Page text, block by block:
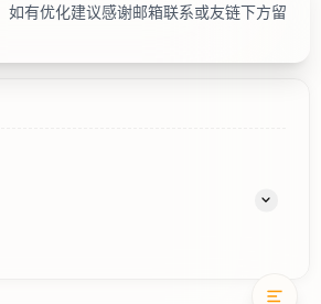
如有优化建议感谢邮箱联系或友链下方留